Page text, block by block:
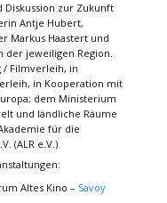
Diskussion zur Zukunft
Antje Hubert,
Markus Haastert und
der jeweiligen Region.
/ Filmverleih, in
in Kooperation mit
dem Ministerium
und ländliche Räume
für die
(ALR e.V.)
Altes Kino – Savoy